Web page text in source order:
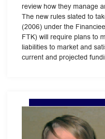
review how they manage
The new rules slated to
(2006) under the
FTK) will require plans to
liabilities to market and
current and projected